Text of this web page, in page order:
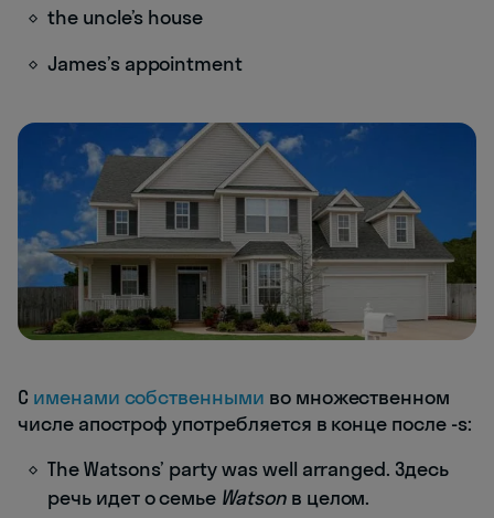
the uncle’s house
James’s appointment
С именами собственными во множественном
числе апостроф употребляется в конце после -s:
The Watsons’ party was well arranged. Здесь
речь идет о семье Watsonв целом.